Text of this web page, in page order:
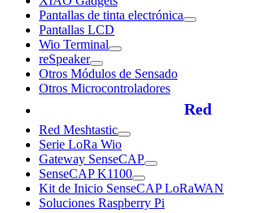
Pantallas de tinta electrónica
Pantallas LCD
Wio Terminal
reSpeaker
Otros Módulos de Sensado
Otros Microcontroladores
Red
Red Meshtastic
Serie LoRa Wio
Gateway SenseCAP
SenseCAP K1100
Kit de Inicio SenseCAP LoRaWAN
Soluciones Raspberry Pi